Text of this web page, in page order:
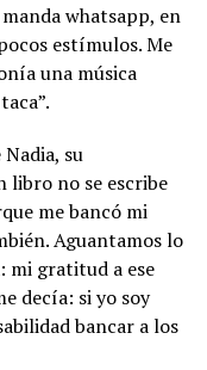
whatsapp, en
estímulos. Me
una música
su
libro no se escribe
me bancó mi
Aguantamos lo
mi gratitud a ese
decía: si yo soy
bancar a los